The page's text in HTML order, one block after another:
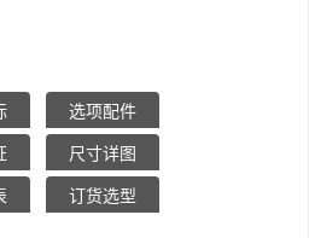
选项配件
尺寸详图
订货选型